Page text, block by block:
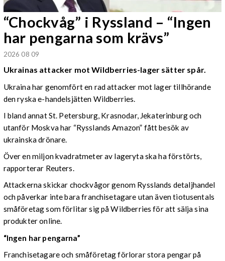
“Chockvåg” i Ryssland – “Ingen
har pengarna som krävs”
2026 08 09
Ukrainas attacker mot Wildberries-lager sätter spår.
Ukraina har genomfört en rad attacker mot lager tillhörande
den ryska e-handelsjätten Wildberries.
I bland annat St. Petersburg, Krasnodar, Jekaterinburg och
utanför Moskva har “Rysslands Amazon” fått besök av
ukrainska drönare.
Över en miljon kvadratmeter av lageryta ska ha förstörts,
rapporterar Reuters.
Attackerna skickar chockvågor genom Rysslands detaljhandel
och påverkar inte bara franchisetagare utan även tiotusentals
småföretag som förlitar sig på Wildberries för att sälja sina
produkter online.
“Ingen har pengarna”
Franchisetagare och småföretag förlorar stora pengar på